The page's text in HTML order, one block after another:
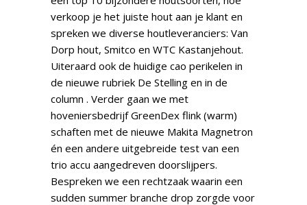
verkoop je het juiste hout aan je klant en
spreken we diverse houtleveranciers: Van
Dorp hout, Smitco en WTC Kastanjehout.
Uiteraard ook de huidige cao perikelen in
de nieuwe rubriek De Stelling en in de
column . Verder gaan we met
hoveniersbedrijf GreenDex flink (warm)
schaften met de nieuwe Makita Magnetron
én een andere uitgebreide test van een
trio accu aangedreven doorslijpers.
Bespreken we een rechtzaak waarin een
sudden summer branche drop zorgde voor